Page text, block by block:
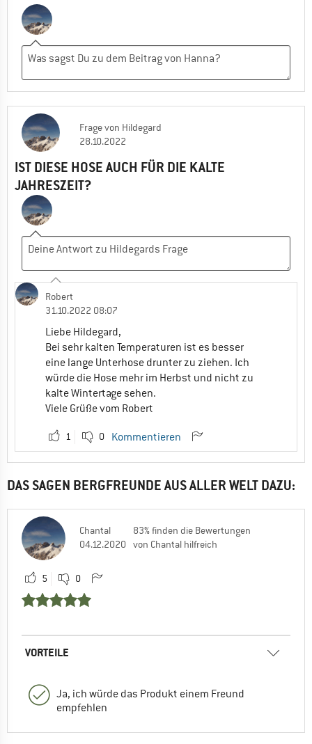
Fragevon Hildegard
28.10.2022
IST DIESE HOSE AUCH FÜR DIE KALTE
JAHRESZEIT?
Robert
31.10.2022 08:07
Liebe Hildegard,
Bei sehr kalten Temperaturen ist es besser
eine lange Unterhose drunter zu ziehen. Ich
würde die Hose mehr im Herbst und nicht zu
kalte Wintertage sehen.
Viele Grüße vom Robert
1 0 Kommentieren
DAS SAGEN BERGFREUNDE AUS ALLER WELT DAZU:
Chantal
04.12.2020
83% finden die Bewertungen
von Chantal hilfreich
5 0
VORTEILE
Ja, ich würde das Produkt einem Freund
empfehlen